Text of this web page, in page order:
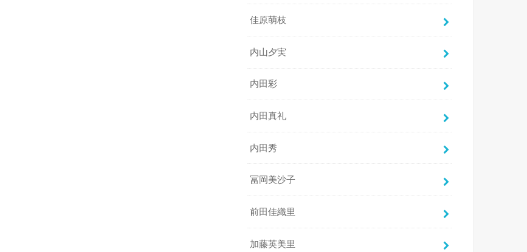
佳原萌枝
内山夕実
内田彩
内田真礼
内田秀
冨岡美沙子
前田佳織里
加藤英美里